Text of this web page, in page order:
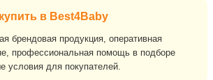
в Best4Baby
брендовая продукция, оперативная
профессиональная помощь в подборе
условия для покупателей.